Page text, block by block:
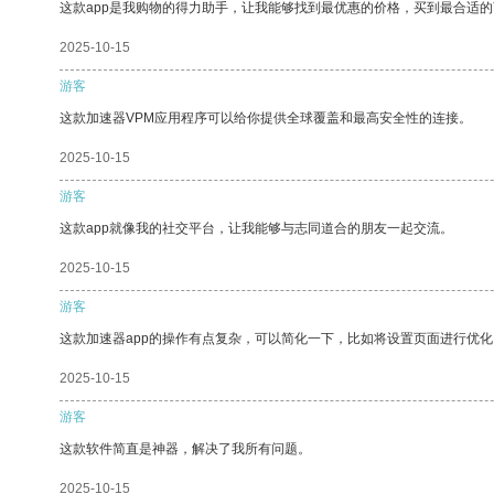
这款app是我购物的得力助手，让我能够找到最优惠的价格，买到最合适的
2025-10-15
游客
这款加速器VPM应用程序可以给你提供全球覆盖和最高安全性的连接。
2025-10-15
游客
这款app就像我的社交平台，让我能够与志同道合的朋友一起交流。
2025-10-15
游客
这款加速器app的操作有点复杂，可以简化一下，比如将设置页面进行优化
2025-10-15
游客
这款软件简直是神器，解决了我所有问题。
2025-10-15